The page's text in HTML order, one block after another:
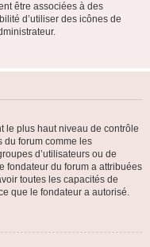
être associées à des
d’utiliser des icônes de
le plus haut niveau de contrôle
du forum comme les
d’utilisateurs ou de
fondateur du forum a attribuées
toutes les capacités de
que le fondateur a autorisé.